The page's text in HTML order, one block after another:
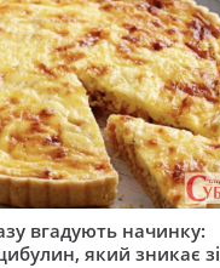
вгадують начинку:
який зникає зі